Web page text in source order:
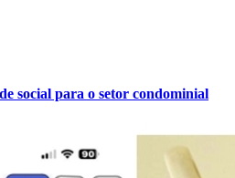
social para o setor condominial